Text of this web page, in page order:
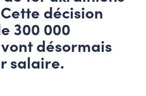
décision
300 000
désormais
salaire.